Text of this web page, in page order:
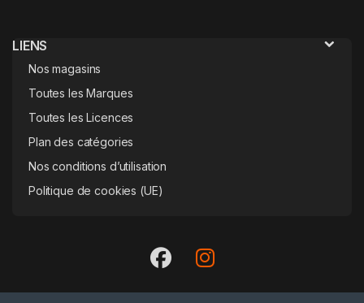
LIENS
Nos magasins
Toutes les Marques
Toutes les Licences
Plan des catégories
Nos conditions d’utilisation
Politique de cookies (UE)